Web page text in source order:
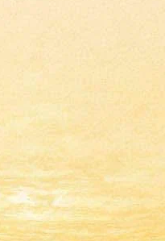
в
печати